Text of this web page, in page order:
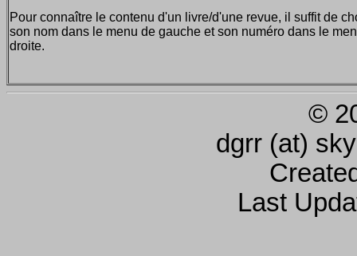
Pour connaître le contenu d'un livre/d'une revue, il suffit de
son nom dans le menu de gauche et son numéro dans le
droite.
©
dgrr (at)
Last